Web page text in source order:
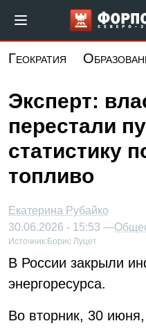
основному
Геократия
Эксперт:
перестали
статистику
топливо
Екатерина Рубайко
30.06.2026 - 15:53 —
Источник: Борис Луцет
В России закрыли
энергоресурса.
Во вторник, 30